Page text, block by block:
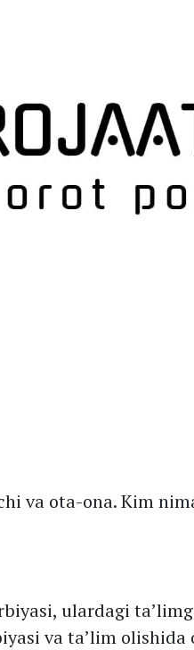
va ota-ona. Kim
ulardagi
va ta’lim